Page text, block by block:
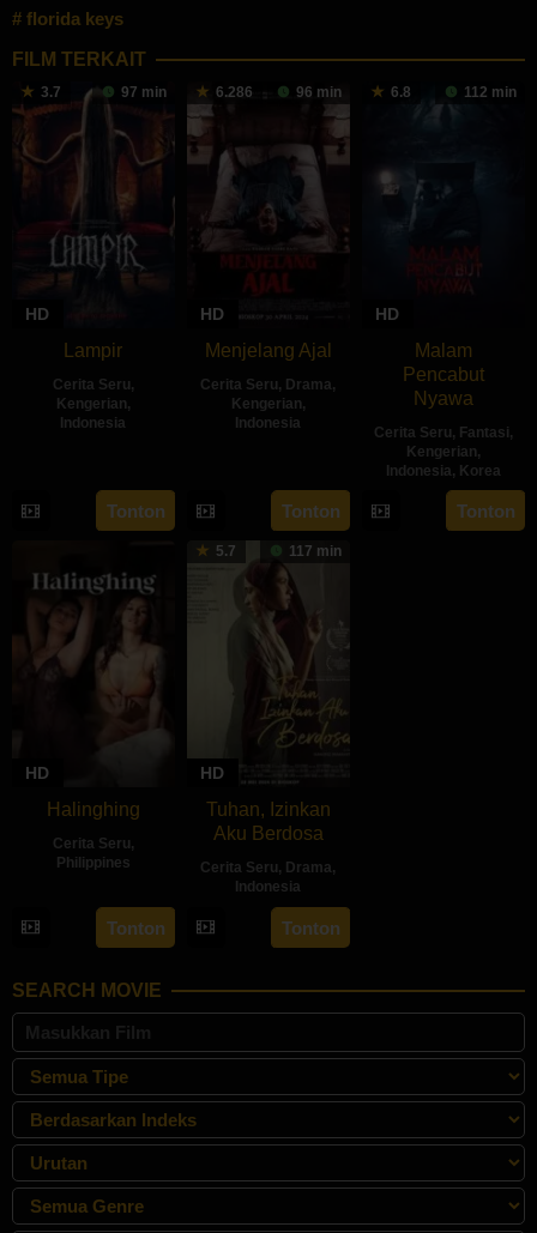
florida keys
FILM TERKAIT
3.7 97 min
HD
Lampir
Cerita Seru,
Kengerian,
Indonesia
Feb
2024
Gulardi
Tonton
6.286 96 min
HD
Menjelang Ajal
Cerita Seru, Drama,
Kengerian,
Indonesia
Apr
2024
Daeng
Ratu
Tonton
6.8 112 min
HD
Malam
Pencabut
Nyawa
Cerita Seru, Fantasi,
Kengerian,
Indonesia, Korea
22
May
Sidharta
Tata
Tonton
HD
Halinghing
Cerita Seru,
Philippines
18
Oct
2024
Jaque
Carlos
Tonton
5.7 117 min
HD
Tuhan, Izinkan
Aku Berdosa
Cerita Seru, Drama,
Indonesia
22
May
Feyhero
Tonton
SEARCH MOVIE